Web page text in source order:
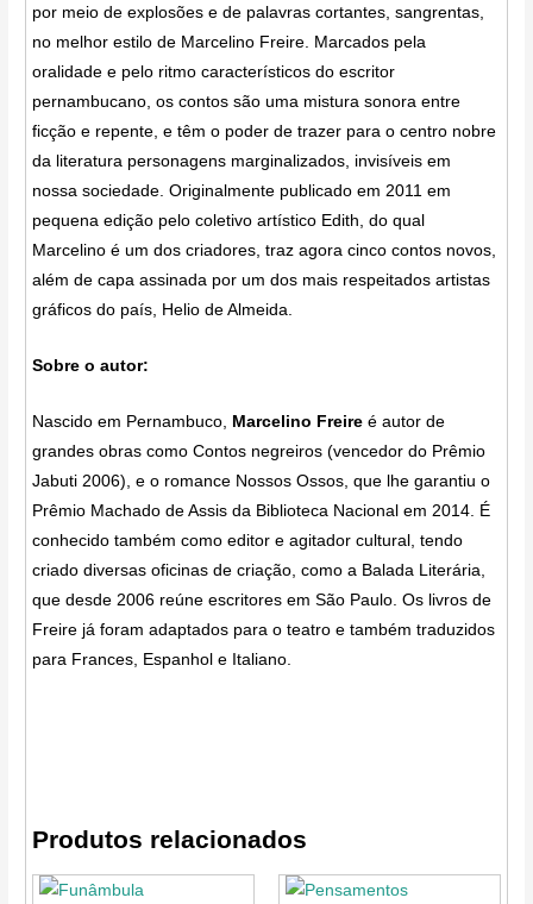
por meio de explosões e de palavras cortantes, sangrentas,
no melhor estilo de Marcelino Freire. Marcados pela
oralidade e pelo ritmo característicos do escritor
pernambucano, os contos são uma mistura sonora entre
ficção e repente, e têm o poder de trazer para o centro nobre
da literatura personagens marginalizados, invisíveis em
nossa sociedade. Originalmente publicado em 2011 em
pequena edição pelo coletivo artístico Edith, do qual
Marcelino é um dos criadores, traz agora cinco contos novos,
além de capa assinada por um dos mais respeitados artistas
gráficos do país, Helio de Almeida.
Sobre o autor:
Nascido em Pernambuco, Marcelino Freire é autor de
grandes obras como Contos negreiros (vencedor do Prêmio
Jabuti 2006), e o romance Nossos Ossos, que lhe garantiu o
Prêmio Machado de Assis da Biblioteca Nacional em 2014. É
conhecido também como editor e agitador cultural, tendo
criado diversas oficinas de criação, como a Balada Literária,
que desde 2006 reúne escritores em São Paulo. Os livros de
Freire já foram adaptados para o teatro e também traduzidos
para Frances, Espanhol e Italiano.
Produtos relacionados